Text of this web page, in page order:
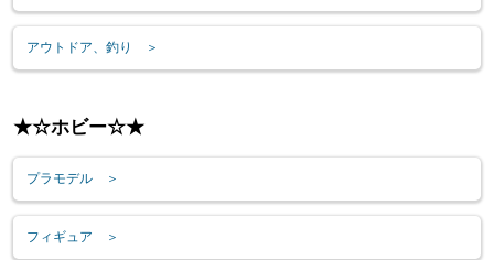
アウトドア、釣り ＞
★☆ホビー☆★
プラモデル ＞
フィギュア ＞